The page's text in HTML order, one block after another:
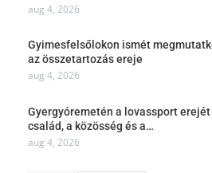
aug 4, 2026
Gyimesfelsőlokon ismét
az összetartozás ereje
aug 4, 2026
Gyergyóremetén a lovassport erejét
család, a közösség és a…
aug 4, 2026